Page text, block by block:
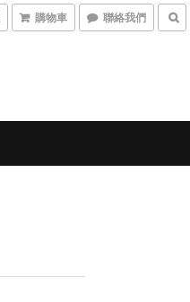
購物車 聯絡我們